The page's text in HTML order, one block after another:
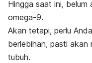
Hingga saat ini, belum
omega-9.
Akan tetapi, perlu
berlebihan, pasti
tubuh.